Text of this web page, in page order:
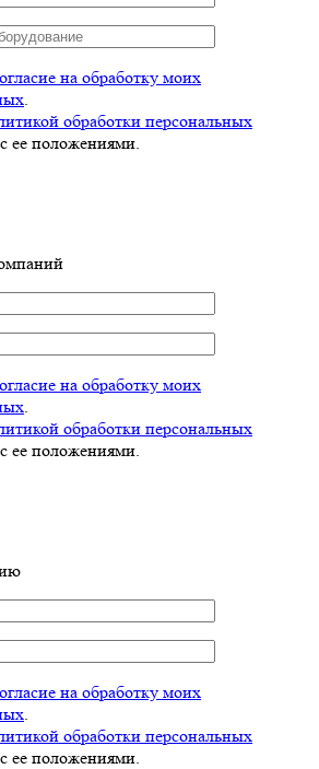
на обработку моих
обработки персональных
ее положениями.
на обработку моих
обработки персональных
ее положениями.
на обработку моих
обработки персональных
ее положениями.